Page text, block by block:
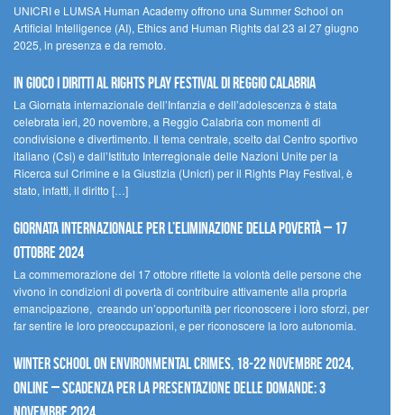
UNICRI e LUMSA Human Academy offrono una Summer School on
Artificial Intelligence (AI), Ethics and Human Rights dal 23 al 27 giugno
2025, in presenza e da remoto.
In gioco i diritti al Rights Play Festival di Reggio Calabria
La Giornata internazionale dell’Infanzia e dell’adolescenza è stata
celebrata ieri, 20 novembre, a Reggio Calabria con momenti di
condivisione e divertimento. Il tema centrale, scelto dal Centro sportivo
italiano (Csi) e dall’Istituto Interregionale delle Nazioni Unite per la
Ricerca sul Crimine e la Giustizia (Unicri) per il Rights Play Festival, è
stato, infatti, il diritto […]
Giornata internazionale per l’eliminazione della povertà – 17
ottobre 2024
La commemorazione del 17 ottobre riflette la volontà delle persone che
vivono in condizioni di povertà di contribuire attivamente alla propria
emancipazione, creando un’opportunità per riconoscere i loro sforzi, per
far sentire le loro preoccupazioni, e per riconoscere la loro autonomia.
Winter School on Environmental Crimes, 18-22 novembre 2024,
Online – Scadenza per la presentazione delle domande: 3